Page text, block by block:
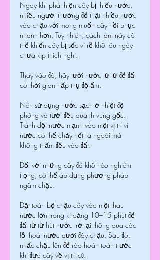
Ngay khi phát hiện cây bị thiếu nước,
nhiều người thường đổ thật nhiều nước
vào chậu với mong muốn cây hồi phục
nhanh hơn. Tuy nhiên, cách làm này có
thể khiến cây bị sốc vì rễ khô lâu ngày
chưa kịp thích nghi.
Thay vào đó, hãy tưới nước từ từ để đất
có thời gian hấp thụ độ ẩm.
Nên sử dụng nước sạch ở nhiệt độ
phòng và tưới đều quanh vùng gốc.
Tránh dội nước mạnh vào một vị trí vì
nước có thể chảy hết ra ngoài mà
không thấm đều vào đất.
Đối với những cây đã khô héo nghiêm
trọng, có thể áp dụng phương pháp
ngâm chậu.
Đặt toàn bộ chậu cây vào một thau
nước lớn trong khoảng 10–15 phút để
đất từ từ hút nước trở lại thông qua các
lỗ thoát nước dưới đáy chậu. Sau đó,
nhấc chậu lên để ráo hoàn toàn trước
khi đưa cây về vị trí cũ.